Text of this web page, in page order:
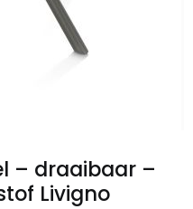
– draaibaar –
Livigno